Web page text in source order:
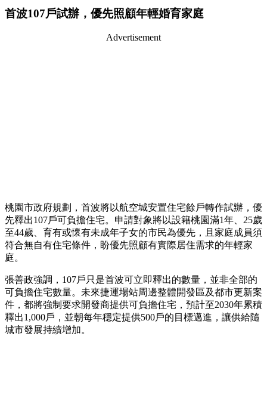
首波107戶試辦，優先照顧年輕婚育家庭
Advertisement
桃園市政府規劃，首波將以航空城安置住宅餘戶轉作試辦，優
先釋出107戶可負擔住宅。申請對象將以設籍桃園滿1年、25歲
至44歲、育有或懷有未成年子女的市民為優先，且家庭成員須
符合無自有住宅條件，盼優先照顧有實際居住需求的年輕家
庭。
張善政強調，107戶只是首波可立即釋出的數量，並非全部的
可負擔住宅數量。未來捷運場站周邊整體開發區及都市更新案
件，都將強制要求開發商提供可負擔住宅，預計至2030年累積
釋出1,000戶，並朝每年穩定提供500戶的目標邁進，讓供給隨
城市發展持續增加。